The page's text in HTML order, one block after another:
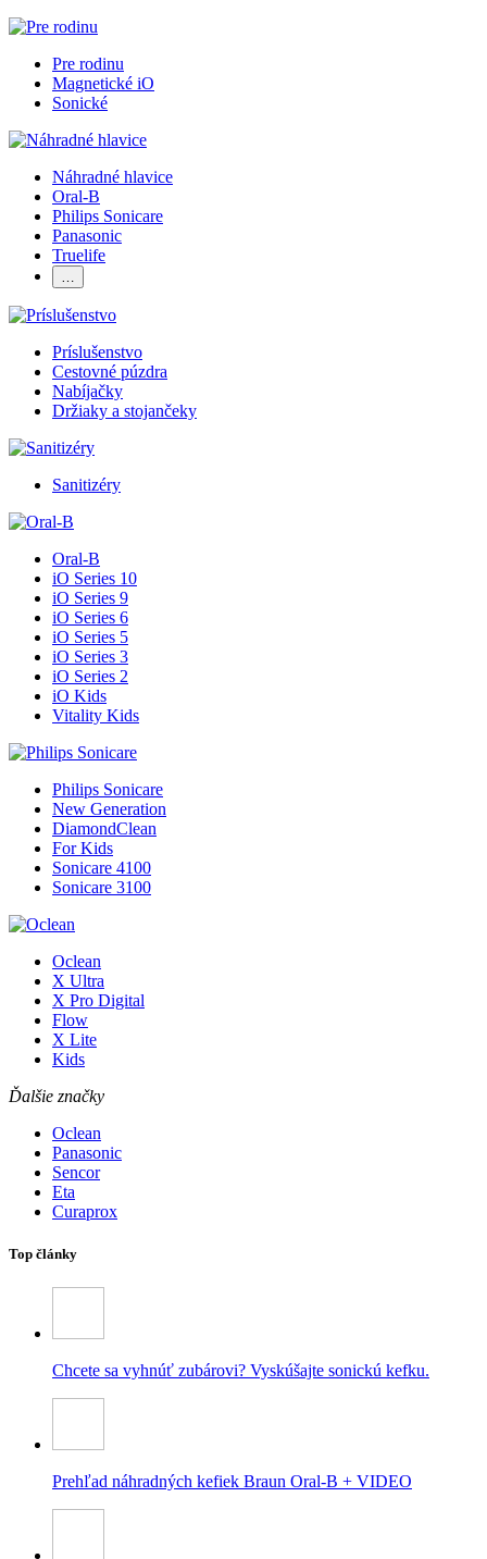
Pre rodinu
Magnetické iO
Sonické
Náhradné hlavice
Oral-B
Philips Sonicare
Panasonic
Truelife
…
Príslušenstvo
Cestovné púzdra
Nabíjačky
Držiaky a stojančeky
Sanitizéry
Oral-B
iO Series 10
iO Series 9
iO Series 6
iO Series 5
iO Series 3
iO Series 2
iO Kids
Vitality Kids
Philips Sonicare
New Generation
DiamondClean
For Kids
Sonicare 4100
Sonicare 3100
Oclean
X Ultra
X Pro Digital
Flow
X Lite
Kids
Ďalšie značky
Oclean
Panasonic
Sencor
Eta
Curaprox
Top články
Chcete sa vyhnúť zubárovi? Vyskúšajte sonickú kefku.
Prehľad náhradných kefiek Braun Oral-B + VIDEO